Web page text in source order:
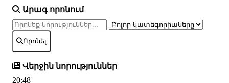
Արագ որոնում
Որոնել
Վերջին նորություններ
20:48